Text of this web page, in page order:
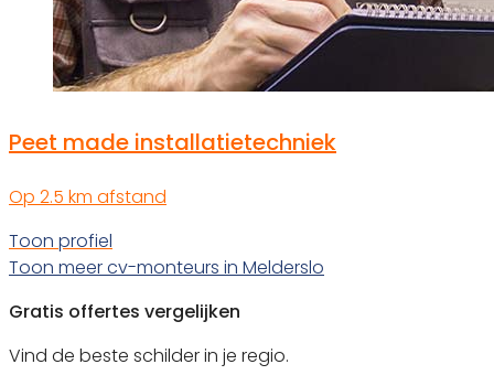
Peet made installatietechniek
Op 2.5 km afstand
Toon profiel
Toon meer cv-monteurs in Melderslo
Gratis offertes vergelijken
Vind de beste schilder in je regio.